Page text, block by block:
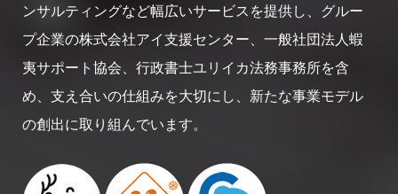
ンサルティングなど幅広いサービスを提供し、グルー
プ企業の株式会社アイ支援センター、一般社団法人蝦
夷サポート協会、行政書士ユリイカ法務事務所を含
め、支え合いの仕組みを大切にし、新たな事業モデル
の創出に取り組んでいます。